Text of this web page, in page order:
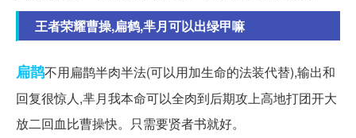
王者荣耀曹操,扁鹤,芈月可以出绿甲嘛
扁鹊不用扁鹊半肉半法(可以用加生命的法装代替),输出和
回复很惊人,芈月我本命可以全肉到后期攻上高地打团开大
放二回血比曹操快。只需要贤者书就好。